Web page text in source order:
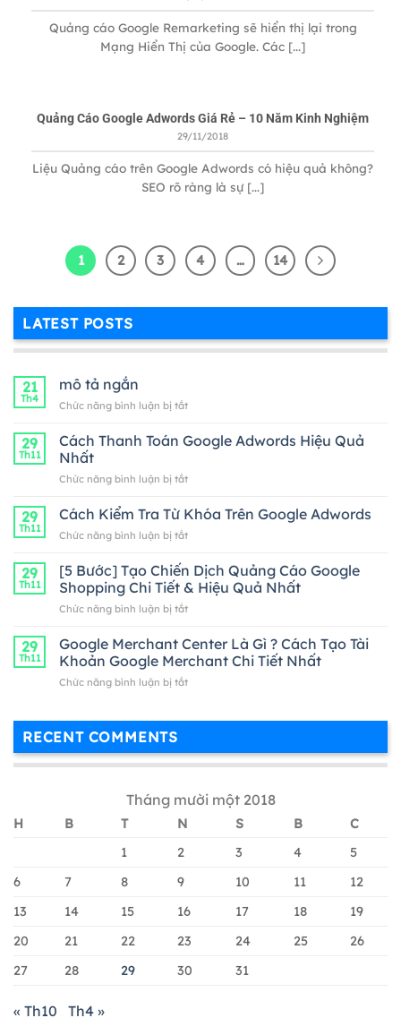
Quảng cáo Google Remarketing sẽ hiển thị lại trong
Mạng Hiển Thị của Google. Các [...]
Quảng Cáo Google Adwords Giá Rẻ – 10 Năm Kinh Nghiệm
29/11/2018
Liệu Quảng cáo trên Google Adwords có hiệu quả không?
SEO rõ ràng là sự [...]
1 2 3 4 … 14
LATEST POSTS
21
Th4
mô tả ngắn
Chức năng bình luận bị tắtở
tả
ngắn
29
Th11
Cách Thanh Toán Google Adwords Hiệu Quả
Nhất
Chức năng bình luận bị tắtở
Thanh
Hiệu
Quả
29
Th11
Cách Kiểm Tra Từ Khóa Trên Google Adwords
Chức năng bình luận bị tắtở
Kiểm
Tra
Từ
Khóa
Google
Adwords
29
Th11
[5 Bước] Tạo Chiến Dịch Quảng Cáo Google
Shopping Chi Tiết & Hiệu Quả Nhất
Chức năng bình luận bị tắtở
Bước]
Tạo
Chiến
Dịch
Chi
Hiệu
29
Th11
Google Merchant Center Là Gì ? Cách Tạo Tài
Khoản Google Merchant Chi Tiết Nhất
Chức năng bình luận bị tắtở
Gì
Tạo
Nhất
RECENT COMMENTS
Tháng mười một 2018
H B T N S B
C
1
2 3 4
5
6
7 8 9 10 11
12
13
14 15 16 17 18
19
20
21 22 23 24 25
26
27
28 29 30 31
« Th10 Th4 »